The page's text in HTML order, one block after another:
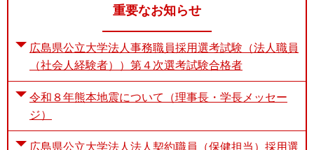
重要なお知らせ
広島県公立大学法人事務職員採用選考試験（法人職員
（社会人経験者））第４次選考試験合格者
令和８年熊本地震について（理事長・学長メッセー
ジ）
広島県公立大学法人法人契約職員（保健担当）採用選